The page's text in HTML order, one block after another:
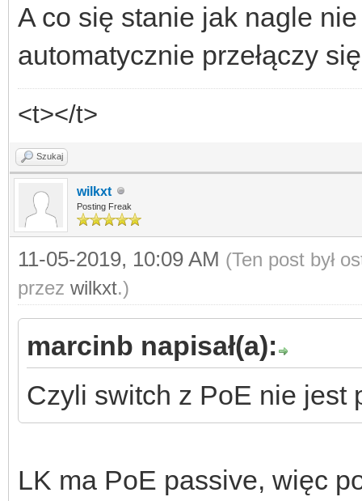
A co się stanie jak nagle
automatycznie przełączy
<t></t>
Szukaj
wilkxt
Posting Freak
11-05-2019, 10:09 AM (Ten post był
przez wilkxt.)
marcinb napisał(a):
Czyli switch z PoE nie jest
LK ma PoE passive, więc